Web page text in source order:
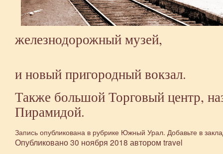
железнодорожный музей,
и новый пригородный вокзал.
Также большой Торговый центр,
Пирамидой.
Запись опубликована в рубрике Южный Урал. Добавьте в
Опубликовано30 ноября 2018 автором travel